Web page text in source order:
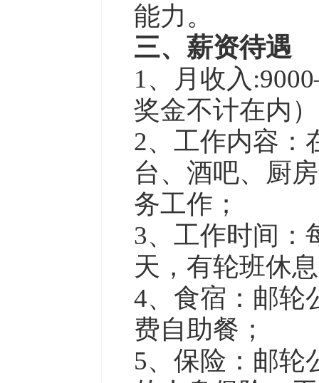
能力。
三、薪资待遇
1、月收入
奖金不计在内
2、工作内容：
台、酒吧、厨
务工作；
3、工作时间：
天，有轮班休
4、食宿：邮轮
费自助餐；
5、保险：邮轮